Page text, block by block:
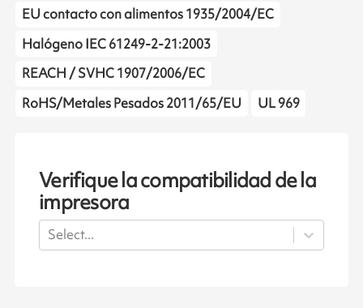
EU contacto con alimentos 1935/2004/EC
Halógeno IEC 61249-2-21:2003
REACH / SVHC 1907/2006/EC
RoHS/Metales Pesados 2011/65/EU
UL 969
Verifique la compatibilidad de la
impresora
Select...